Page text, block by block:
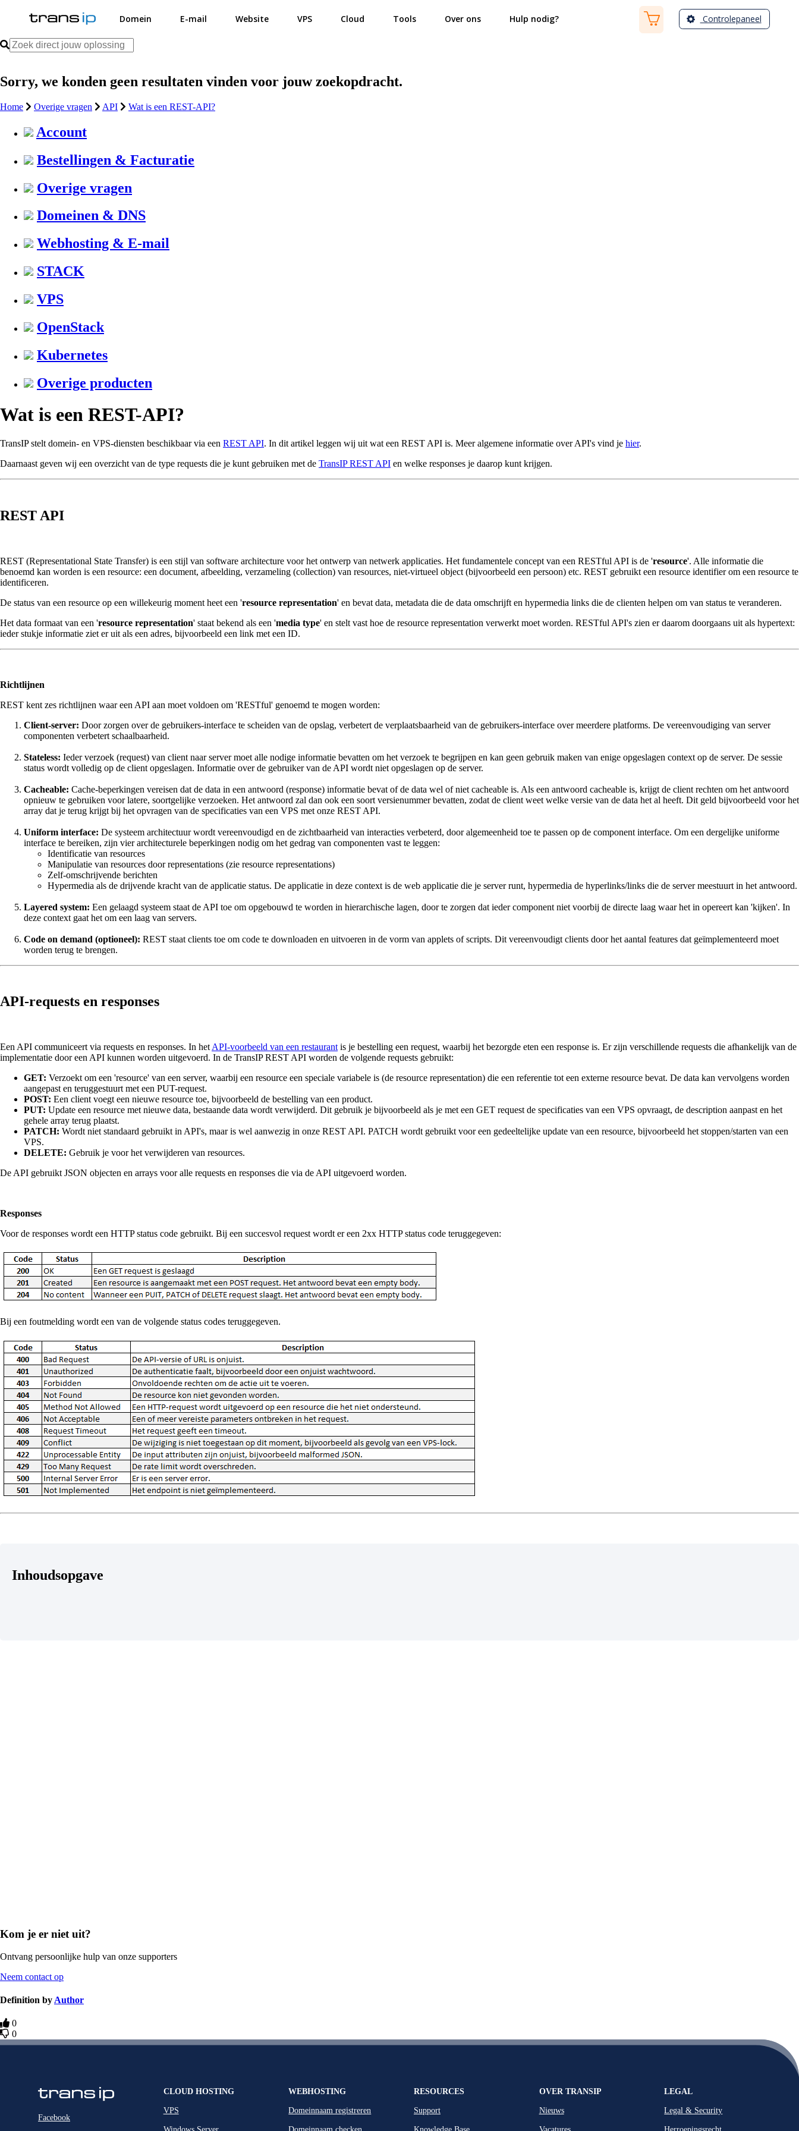
Domein E-mail Website VPS Cloud Tools Over ons Hulp nodig? Controlepaneel
Sorry, we konden geen resultaten vinden voor jouw zoekopdracht.
Home Overige vragen API Wat is een REST-API?
Account
Bestellingen & Facturatie
Overige vragen
Domeinen & DNS
Webhosting & E-mail
STACK
VPS
OpenStack
Kubernetes
Overige producten
Wat is een REST-API?
TransIP stelt domein- en VPS-diensten beschikbaar via een REST API. In dit artikel leggen wij uit wat een REST API is. Meer algemene informatie over API's vind je hier.
Daarnaast geven wij een overzicht van de type requests die je kunt gebruiken met de TransIP REST API en welke responses je daarop kunt krijgen.
REST API
REST (Representational State Transfer) is een stijl van software architecture voor het ontwerp van netwerk applicaties. Het fundamentele concept van een RESTful API is de 'resource'. Alle informatie die
benoemd kan worden is een resource: een document, afbeelding, verzameling (collection) van resources, niet-virtueel object (bijvoorbeeld een persoon) etc. REST gebruikt een resource identifier om een resource te
identificeren.
De status van een resource op een willekeurig moment heet een 'resource representation' en bevat data, metadata die de data omschrijft en hypermedia links die de clienten helpen om van status te veranderen.
Het data formaat van een 'resource representation' staat bekend als een 'media type' en stelt vast hoe de resource representation verwerkt moet worden. RESTful API's zien er daarom doorgaans uit als hypertext:
ieder stukje informatie ziet er uit als een adres, bijvoorbeeld een link met een ID.
Richtlijnen
REST kent zes richtlijnen waar een API aan moet voldoen om 'RESTful' genoemd te mogen worden:
Client-server: Door zorgen over de gebruikers-interface te scheiden van de opslag, verbetert de verplaatsbaarheid van de gebruikers-interface over meerdere platforms. De vereenvoudiging van server
componenten verbetert schaalbaarheid.
Stateless: Ieder verzoek (request) van client naar server moet alle nodige informatie bevatten om het verzoek te begrijpen en kan geen gebruik maken van enige opgeslagen context op de server. De sessie
status wordt volledig op de client opgeslagen. Informatie over de gebruiker van de API wordt niet opgeslagen op de server.
Cacheable: Cache-beperkingen vereisen dat de data in een antwoord (response) informatie bevat of de data wel of niet cacheable is. Als een antwoord cacheable is, krijgt de client rechten om het antwoord
opnieuw te gebruiken voor latere, soortgelijke verzoeken. Het antwoord zal dan ook een soort versienummer bevatten, zodat de client weet welke versie van de data het al heeft. Dit geld bijvoorbeeld voor het
array dat je terug krijgt bij het opvragen van de specificaties van een VPS met onze REST API.
Uniform interface: De systeem architectuur wordt vereenvoudigd en de zichtbaarheid van interacties verbeterd, door algemeenheid toe te passen op de component interface. Om een dergelijke uniforme
interface te bereiken, zijn vier architecturele beperkingen nodig om het gedrag van componenten vast te leggen:
Identificatie van resources
Manipulatie van resources door representations (zie resource representations)
Zelf-omschrijvende berichten
Hypermedia als de drijvende kracht van de applicatie status. De applicatie in deze context is de web applicatie die je server runt, hypermedia de hyperlinks/links die de server meestuurt in het antwoord.
Layered system: Een gelaagd systeem staat de API toe om opgebouwd te worden in hierarchische lagen, door te zorgen dat ieder component niet voorbij de directe laag waar het in opereert kan 'kijken'. In
deze context gaat het om een laag van servers.
Code on demand (optioneel): REST staat clients toe om code te downloaden en uitvoeren in de vorm van applets of scripts. Dit vereenvoudigt clients door het aantal features dat geïmplementeerd moet
worden terug te brengen.
API-requests en responses
Een API communiceert via requests en responses. In het API-voorbeeld van een restaurant is je bestelling een request, waarbij het bezorgde eten een response is. Er zijn verschillende requests die afhankelijk van de
implementatie door een API kunnen worden uitgevoerd. In de TransIP REST API worden de volgende requests gebruikt:
GET: Verzoekt om een 'resource' van een server, waarbij een resource een speciale variabele is (de resource representation) die een referentie tot een externe resource bevat. De data kan vervolgens worden
aangepast en teruggestuurt met een PUT-request.
POST: Een client voegt een nieuwe resource toe, bijvoorbeeld de bestelling van een product.
PUT: Update een resource met nieuwe data, bestaande data wordt verwijderd. Dit gebruik je bijvoorbeeld als je met een GET request de specificaties van een VPS opvraagt, de description aanpast en het
gehele array terug plaatst.
PATCH: Wordt niet standaard gebruikt in API's, maar is wel aanwezig in onze REST API. PATCH wordt gebruikt voor een gedeeltelijke update van een resource, bijvoorbeeld het stoppen/starten van een
VPS.
DELETE: Gebruik je voor het verwijderen van resources.
De API gebruikt JSON objecten en arrays voor alle requests en responses die via de API uitgevoerd worden.
Responses
Voor de responses wordt een HTTP status code gebruikt. Bij een succesvol request wordt er een 2xx HTTP status code teruggegeven:
Bij een foutmelding wordt een van de volgende status codes teruggegeven.
Inhoudsopgave
Kom je er niet uit?
Ontvang persoonlijke hulp van onze supporters
Neem contact op
Definition by Author
0
0
Facebook
CLOUD HOSTING
VPS
WEBHOSTING
Domeinnaam registreren
RESOURCES
Support
OVER TRANSIP
Nieuws
LEGAL
Legal & Security